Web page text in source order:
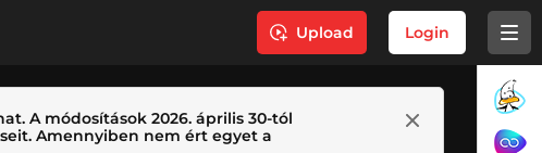
Upload Login
A módosítások 2026. április 30-tól
Amennyiben nem ért egyet a